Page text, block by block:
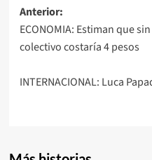
Navegación
de
Anterior:
ECONOMIA: Estiman que
colectivo costaría 4 pesos
INTERNACIONAL: Luca